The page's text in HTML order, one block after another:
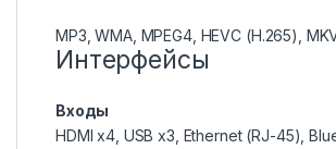
MP3, WMA, MPEG4, HEVC (H.265),
Интерфейсы
Входы
HDMI x4, USB x3, Ethernet (RJ-45),